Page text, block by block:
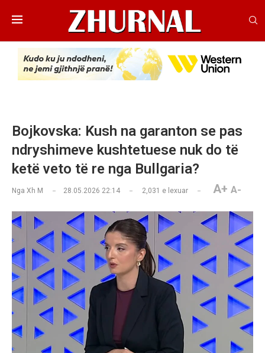
Bojkovska: Kush na garanton se pas
ndryshimeve kushtetuese nuk do të
ketë veto të re nga Bullgaria?
Nga Xh M 28.05.2026 22:14 2,031 e lexuar A+ A-